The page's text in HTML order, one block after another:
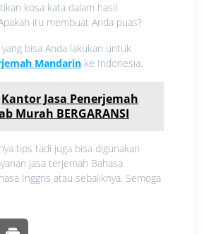
kosa kata dalam hasil
itu membuat Anda puas?
bisa Anda lakukan untuk
Mandarin ke Indonesia.
Kantor Jasa Penerjemah
Murah BERGARANSI
tips tadi juga bisa digunakan
jasa terjemah Bahasa
Inggris atau sebaliknya. Semoga